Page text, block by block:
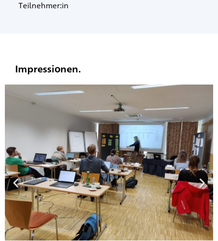
Teilnehmer:in
Impressionen.